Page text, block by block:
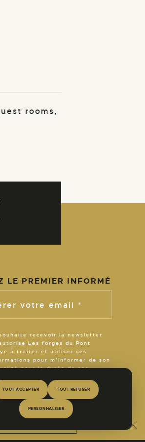
rooms,
LE PREMIER INFORMÉ
votre email *
recevoir la newsletter
Les forges du Pont
à traiter et utiliser ces
pour m’informer de son
pour la durée de ses
TOUT ACCEPTER TOUT REFUSER
PERSONNALISER